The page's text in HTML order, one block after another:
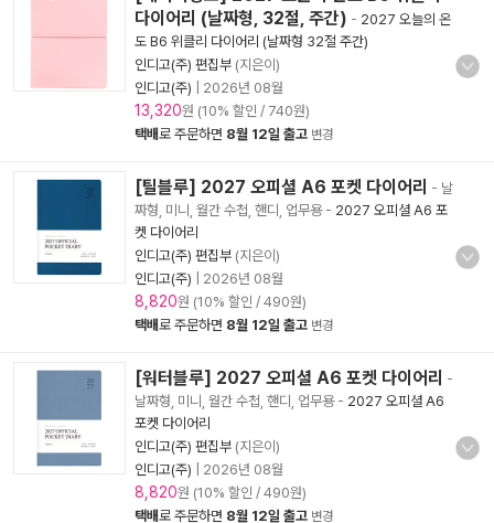
다이어리 (날짜형, 32절, 주간) - 2027 오늘의 온
도 B6 위클리 다이어리 (날짜형 32절 주간)
인디고(주) 편집부 (지은이)
인디고(주)
2026년 08월
13,320원 (10% 할인 / 740원)
택배로 주문하면 8월 12일 출고 변경
[틸블루] 2027 오피셜 A6 포켓 다이어리 - 날
짜형, 미니, 월간 수첩, 핸디, 업무용- 2027 오피셜 A6 포
켓 다이어리
인디고(주) 편집부 (지은이)
인디고(주)
2026년 08월
8,820원 (10% 할인 / 490원)
택배로 주문하면 8월 12일 출고 변경
[워터블루] 2027 오피셜 A6 포켓 다이어리 -
날짜형, 미니, 월간 수첩, 핸디, 업무용- 2027 오피셜 A6
포켓 다이어리
인디고(주) 편집부 (지은이)
인디고(주)
2026년 08월
8,820원 (10% 할인 / 490원)
택배로 주문하면 8월 12일 출고 변경